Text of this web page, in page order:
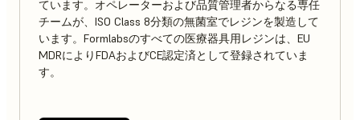
ています。オペレーターおよび品質管理者からなる専任
チームが、ISO Class 8分類の無菌室でレジンを製造して
います。Formlabsのすべての医療器具用レジンは、EU
MDRによりFDAおよびCE認定済として登録されていま
す。